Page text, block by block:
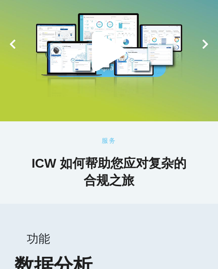
The Marketplace Scenario
服务
ICW 如何帮助您应对复杂的
合规之旅
功能